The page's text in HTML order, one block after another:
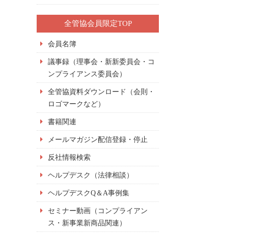
全管協会員限定TOP
会員名簿
議事録（理事会・新新委員会・コ
ンプライアンス委員会）
全管協資料ダウンロード（会則・
ロゴマークなど）
書籍関連
メールマガジン配信登録・停止
反社情報検索
ヘルプデスク（法律相談）
ヘルプデスクQ＆A事例集
セミナー動画（コンプライアン
ス・新事業新商品関連）